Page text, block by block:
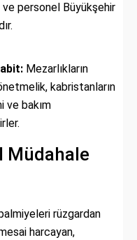
personel Büyükşehir
Mezarlıkların
kabristanların
ve bakım
Müdahale
rüzgardan
harcayan,